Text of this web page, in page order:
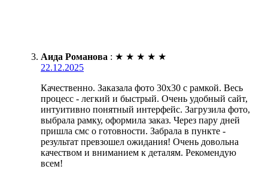
Аида Романова : ★ ★ ★ ★ ★
22.12.2025
Качественно. Заказала фото 30х30 с рамкой. Весь
процесс - легкий и быстрый. Очень удобный сайт,
интуитивно понятный интерфейс. Загрузила фото,
выбрала рамку, оформила заказ. Через пару дней
пришла смс о готовности. Забрала в пункте -
результат превзошел ожидания! Очень довольна
качеством и вниманием к деталям. Рекомендую
всем!